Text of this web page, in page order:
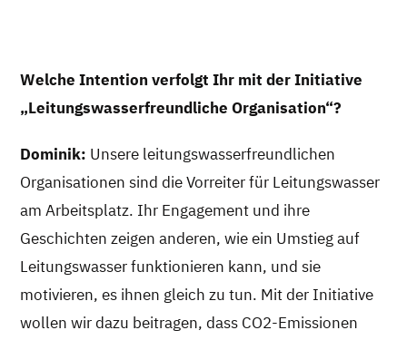
Welche Intention verfolgt Ihr mit der Initiative
„Leitungswasserfreundliche Organisation“?
Dominik: Unsere leitungswasserfreundlichen
Organisationen sind die Vorreiter für Leitungswasser
am Arbeitsplatz. Ihr Engagement und ihre
Geschichten zeigen anderen, wie ein Umstieg auf
Leitungswasser funktionieren kann, und sie
motivieren, es ihnen gleich zu tun. Mit der Initiative
wollen wir dazu beitragen, dass CO2-Emissionen